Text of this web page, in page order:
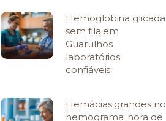
Hemoglobina glicada
sem fila em
Guarulhos:
laboratórios
confiáveis
Hemácias grandes no
hemograma: hora de